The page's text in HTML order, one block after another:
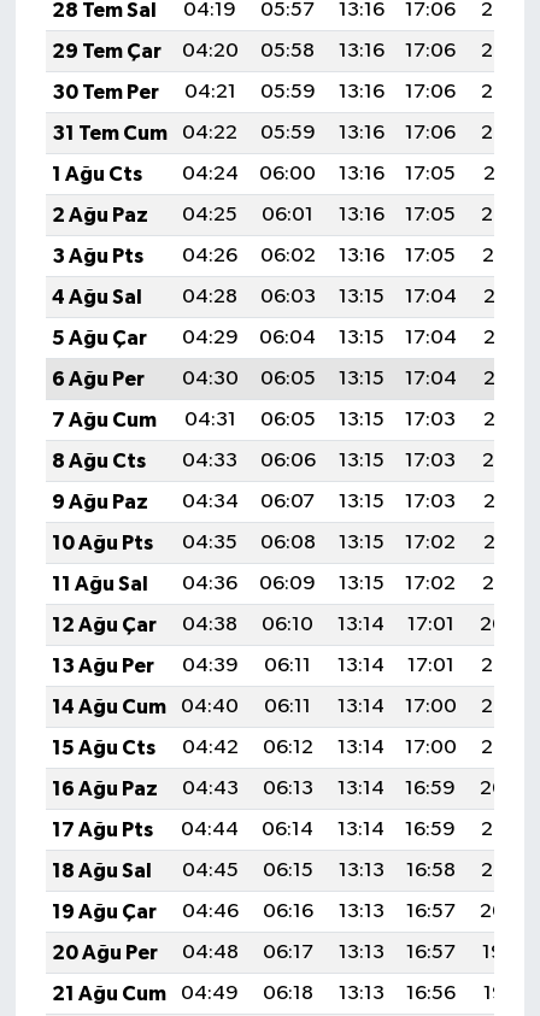
28 Tem Sal
04:19 05:57 13:16 17:06
20:25
29 Tem Çar
04:20 05:58 13:16 17:06
20:24
30 Tem Per
04:21 05:59 13:16 17:06
20:23
31 Tem Cum
04:22 05:59 13:16 17:06
20:22
1 Ağu Cts
04:24 06:00 13:16 17:05
20:21
2 Ağu Paz
04:25 06:01 13:16 17:05
20:20
3 Ağu Pts
04:26 06:02 13:16 17:05
20:19
4 Ağu Sal
04:28 06:03 13:15 17:04
20:18
5 Ağu Çar
04:29 06:04 13:15 17:04
20:17
6 Ağu Per
04:30 06:05 13:15 17:04
20:16
7 Ağu Cum
04:31 06:05 13:15 17:03
20:15
8 Ağu Cts
04:33 06:06 13:15 17:03
20:14
9 Ağu Paz
04:34 06:07 13:15 17:03
20:13
10 Ağu Pts
04:35 06:08 13:15 17:02
20:12
11 Ağu Sal
04:36 06:09 13:15 17:02
20:10
12 Ağu Çar
04:38 06:10 13:14 17:01
20:09
13 Ağu Per
04:39 06:11 13:14 17:01
20:08
14 Ağu Cum
04:40 06:11 13:14 17:00
20:07
15 Ağu Cts
04:42 06:12 13:14 17:00
20:06
16 Ağu Paz
04:43 06:13 13:14 16:59
20:04
17 Ağu Pts
04:44 06:14 13:14 16:59
20:03
18 Ağu Sal
04:45 06:15 13:13 16:58
20:02
19 Ağu Çar
04:46 06:16 13:13 16:57
20:00
20 Ağu Per
04:48 06:17 13:13 16:57
19:59
21 Ağu Cum
04:49 06:18 13:13 16:56
19:58
Motor Sporları
Su Sporları
Diğer Spor Dalları
Futbolcular